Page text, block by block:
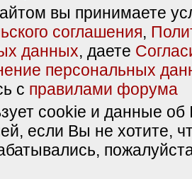
вы принимаете
соглашения,
данных, даете
персональных
с правилами форума
cookie и данные об
если Вы не хотите,